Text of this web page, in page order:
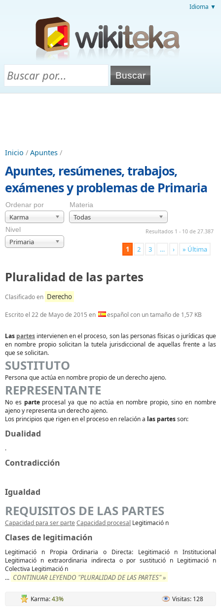
Idioma ▼
Inicio / Apuntes /
Apuntes, resúmenes, trabajos,
exámenes y problemas de Primaria
Ordenar por
Karma
Materia
Todas
Nivel
Primaria
Resultados 1 - 10 de 27.387
1 2 3 … › » Última
Pluralidad de las partes
Clasificado en Derecho
Escrito el 22 de Mayo de 2015 en español con un tamaño de 1,57 KB
Las partes intervienen en el proceso, son las personas físicas o jurídicas que
en nombre propio solicitan la tutela jurisdiccional de aquellas frente a las
que se solicitan.
SUSTITUTO
Persona que actúa en nombre propio de un derecho ajeno.
REPRESENTANTE
No es parteprocesal ya que no actúa en nombre propio, sino en nombre
ajeno y representa un derecho ajeno.
Los principios que rigen en el proceso en relación a las partesson:
Dualidad
.
Contradicción
Igualdad
REQUISITOS DE LAS PARTES
Capacidad para ser parte Capacidad procesal Legitimació n
Clases de legitimación
Legitimació n Propia Ordinaria o Directa: Legitimació n Institucional
Legitimació n extraordinaria indirecta o por sustitució n Legitimació n
Colectiva Legitimació n
... CONTINUAR LEYENDO "PLURALIDAD DE LAS PARTES" »
Karma:43% Visitas: 128